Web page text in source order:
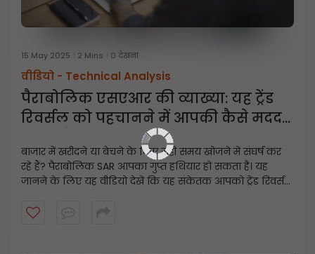
15 May 2025 2 Mins 0 देखना
वीडियो - Technical Analysis
पैराबोलिक एसएआर की व्याख्या: यह ट्रेंड
रिवर्सल को पहचानने में आपकी कैसे मदद
बाजार में खरीदने या बेचने के लिए सही समय खोजने में संघर्ष कर
रहे हैं? पैराबोलिक SAR आपका गुप्त हथियार हो सकता है। यह
जानने के लिए यह वीडियो देखें कि यह संकेतक आपको ट्रेंड रिवर्सल
को बेहतर बनाने में कैसे मदद करता है।